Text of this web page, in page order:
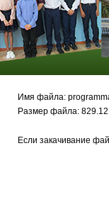
Имя файла:
Размер файла:
Если закачивание